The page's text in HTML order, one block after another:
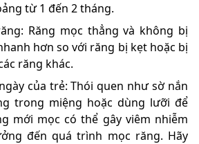
từ 1 đến 2 tháng.
Răng mọc thẳng và không bị
hơn so với răng bị kẹt hoặc bị
răng khác.
của trẻ: Thói quen như sờ nắn
trong miệng hoặc dùng lưỡi để
mới mọc có thể gây viêm nhiễm
đến quá trình mọc răng. Hãy